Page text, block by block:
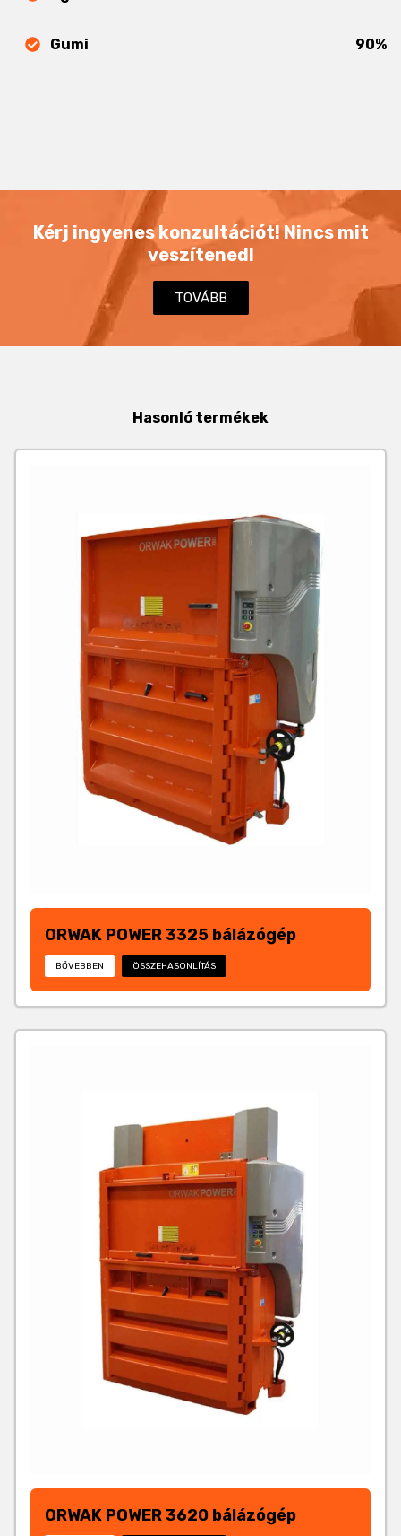
Gumi 90%
Kérj ingyenes konzultációt! Nincs mit
veszítened!
TOVÁBB
Hasonló termékek
ORWAK POWER 3325 bálázógép
BŐVEBBEN ÖSSZEHASONLÍTÁS
ORWAK POWER 3620 bálázógép